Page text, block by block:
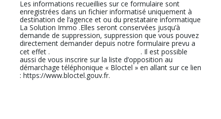
Les informations recueillies sur ce formulaire sont
enregistrées dans un fichier informatisé uniquement à
destination de l’agence et ou du prestataire informatique
La Solution Immo .Elles seront conservées jusqu’à
demande de suppression, suppression que vous pouvez
directement demander depuis notre formulaire prevu a
cet effet .
En cliquant sur ce lien
. Il est possible
aussi de vous inscrire sur la liste d’opposition au
démarchage téléphonique « Bloctel » en allant sur ce lien
: https://www.bloctel.gouv.fr.